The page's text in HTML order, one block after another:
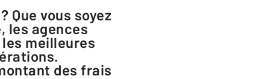
les agences
meilleures
des frais